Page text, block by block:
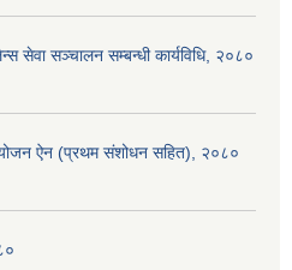
सेवा सञ्चालन सम्बन्धी कार्यविधि, २०८०
ऐन (प्रथम संशोधन सहित), २०८०